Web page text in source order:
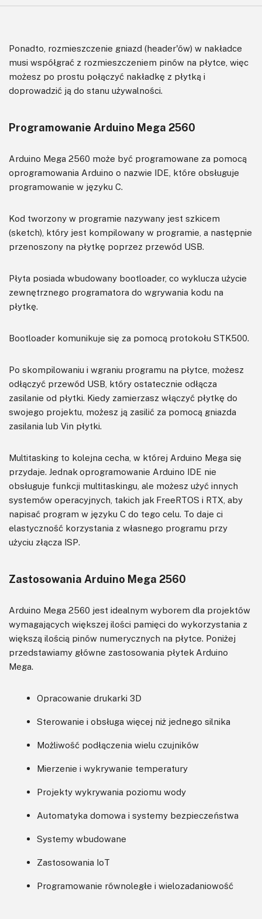
Ponadto, rozmieszczenie gniazd (header'ów) w nakładce
musi współgrać z rozmieszczeniem pinów na płytce, więc
możesz po prostu połączyć nakładkę z płytką i
doprowadzić ją do stanu używalności.
Programowanie Arduino Mega 2560
Arduino Mega 2560 może być programowane za pomocą
oprogramowania Arduino o nazwie IDE, które obsługuje
programowanie w języku C.
Kod tworzony w programie nazywany jest szkicem
(sketch), który jest kompilowany w programie, a następnie
przenoszony na płytkę poprzez przewód USB.
Płyta posiada wbudowany bootloader, co wyklucza użycie
zewnętrznego programatora do wgrywania kodu na
płytkę.
Bootloader komunikuje się za pomocą protokołu STK500.
Po skompilowaniu i wgraniu programu na płytce, możesz
odłączyć przewód USB, który ostatecznie odłącza
zasilanie od płytki. Kiedy zamierzasz włączyć płytkę do
swojego projektu, możesz ją zasilić za pomocą gniazda
zasilania lub Vin płytki.
Multitasking to kolejna cecha, w której Arduino Mega się
przydaje. Jednak oprogramowanie Arduino IDE nie
obsługuje funkcji multitaskingu, ale możesz użyć innych
systemów operacyjnych, takich jak FreeRTOS i RTX, aby
napisać program w języku C do tego celu. To daje ci
elastyczność korzystania z własnego programu przy
użyciu złącza ISP.
Zastosowania Arduino Mega 2560
Arduino Mega 2560 jest idealnym wyborem dla projektów
wymagających większej ilości pamięci do wykorzystania z
większą ilością pinów numerycznych na płytce. Poniżej
przedstawiamy główne zastosowania płytek Arduino
Mega.
Opracowanie drukarki 3D
Sterowanie i obsługa więcej niż jednego silnika
Możliwość podłączenia wielu czujników
Mierzenie i wykrywanie temperatury
Projekty wykrywania poziomu wody
Automatyka domowa i systemy bezpieczeństwa
Systemy wbudowane
Zastosowania IoT
Programowanie równoległe i wielozadaniowość